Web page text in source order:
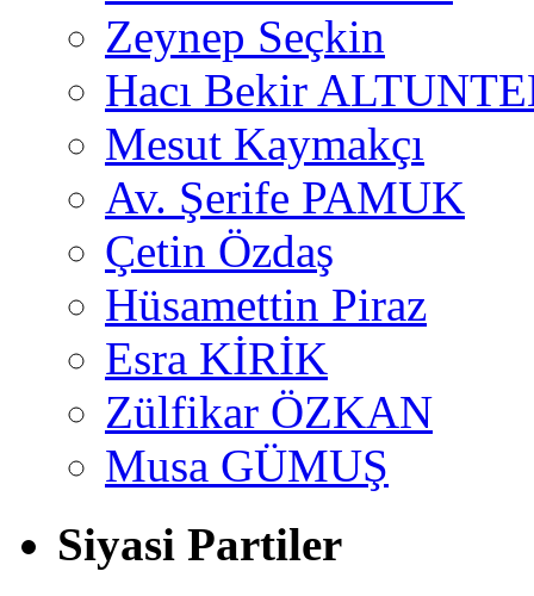
Zeynep Seçkin
Hacı Bekir
Mesut Kaymakçı
Av. Şerife PAMUK
Çetin Özdaş
Hüsamettin Piraz
Esra KİRİK
Zülfikar ÖZKAN
Musa GÜMUŞ
Siyasi Partiler